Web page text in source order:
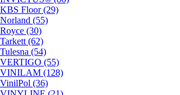
KBS Floor (29)
Norland (55)
Royce (30)
Tarkett (62)
Tulesna (54)
VERTIGO (55)
VINILAM (128)
VinilPol (36)